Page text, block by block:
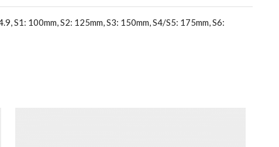
100mm, S2: 125mm, S3: 150mm, S4/S5: 175mm, S6: